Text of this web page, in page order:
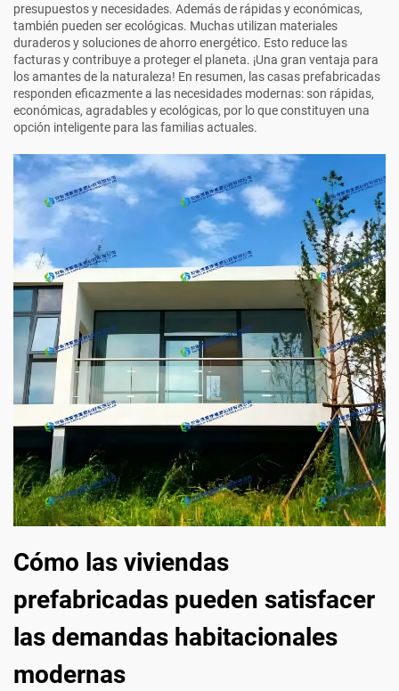
presupuestos y necesidades. Además de rápidas y económicas,
también pueden ser ecológicas. Muchas utilizan materiales
duraderos y soluciones de ahorro energético. Esto reduce las
facturas y contribuye a proteger el planeta. ¡Una gran ventaja para
los amantes de la naturaleza! En resumen, las casas prefabricadas
responden eficazmente a las necesidades modernas: son rápidas,
económicas, agradables y ecológicas, por lo que constituyen una
opción inteligente para las familias actuales.
Cómo las viviendas
prefabricadas pueden satisfacer
las demandas habitacionales
modernas